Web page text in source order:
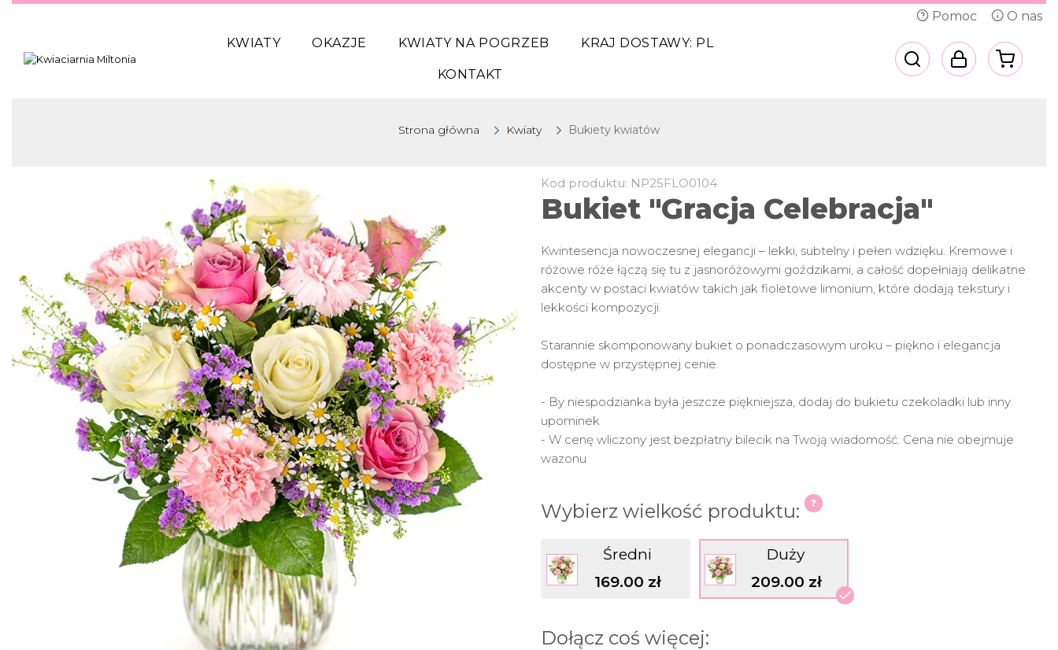
Pomoc
O nas
KWIATY
OKAZJE KWIATY NA POGRZEB KRAJ DOSTAWY: PL
KONTAKT
Strona główna Kwiaty Bukiety kwiatów
Kod produktu: NP25FLO0104
Bukiet "Gracja Celebracja"
Kwintesencja nowoczesnej elegancji – lekki, subtelny i pełen wdzięku. Kremowe i
różowe róże łączą się tu z jasnoróżowymi goździkami, a całość dopełniają delikatne
akcenty w postaci kwiatów takich jak fioletowe limonium, które dodają tekstury i
lekkości kompozycji.
Starannie skomponowany bukiet o ponadczasowym uroku – piękno i elegancja
dostępne w przystępnej cenie.
- By niespodzianka była jeszcze piękniejsza, dodaj do bukietu czekoladki lub inny
upominek
- W cenę wliczony jest bezpłatny bilecik na Twoją wiadomość. Cena nie obejmuje
wazonu
Wybierz wielkość produktu:
Średni
169.00 zł
Duży
209.00 zł
Dołącz coś więcej: